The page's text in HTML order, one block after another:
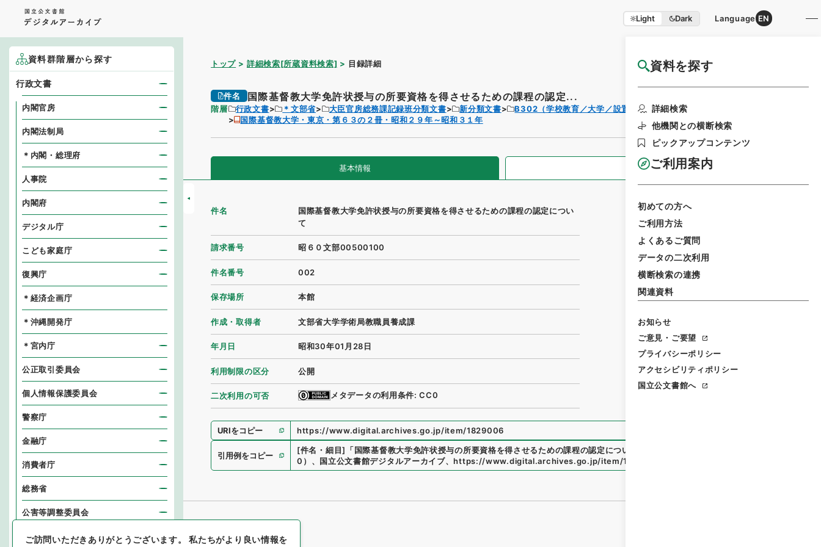
Light Dark Language EN
資料を探す
詳細検索
他機関との横断検索
ピックアップコンテンツ
ご利用案内
初めての方へ
ご利用方法
よくあるご質問
データの二次利用
横断検索の連携
関連資料
お知らせ
ご意見・ご要望
プライバシーポリシー
アクセシビリティポリシー
国立公文書館へ
トップ 詳細検索[所蔵資料検索] 目録詳細 国立公文書館HP利用案内
件名 国際基督教大学免許状授与の所要資格を得させるための課程の認定...
階層 行政文書 ＊文部省 大臣官房総務課記録班分類文書 新分類文書
B302（学校教育／大学／設置学則／私立大学）
国際基督教大学・東京・第６３の２冊・昭和２９年～昭和３１年
基本情報 全ての情報
件名
国際基督教大学免許状授与の所要資格を得させるための課程の認定につい
て
請求番号 昭６０文部00500100
件名番号 002
保存場所 本館
作成・取得者 文部省大学学術局教職員養成課
年月日 昭和30年01月28日
利用制限の区分 公開
二次利用の可否 メタデータの利用条件: CC0
URIをコピー https://www.digital.archives.go.jp/item/1829006
引用例をコピー
[件名・細目] 「国際基督教大学免許状授与の所要資格を得させるための課程の認定について
0 ） 、 国立公文書館デジタルアーカイブ、https://www.digital.archives.go.jp/item/1829006
資料群階層から探す
行政文書
内閣官房
内閣法制局
＊内閣・総理府
人事院
内閣府
デジタル庁
こども家庭庁
復興庁
＊経済企画庁
＊沖縄開発庁
＊宮内庁
公正取引委員会
個人情報保護委員会
警察庁
金融庁
消費者庁
総務省
公害等調整委員会
消防庁
ご訪問いただきありがとうございます。私たちがより良い情報を